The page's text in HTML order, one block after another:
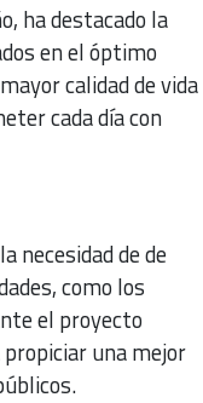
ha destacado la
en el óptimo
calidad de vida
cada día con
necesidad de de
como los
el proyecto
una mejor